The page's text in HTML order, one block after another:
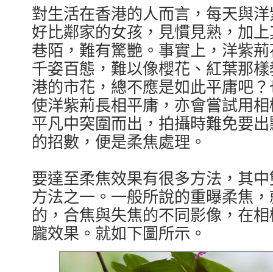
對生活在香港的人而言，每天與
好比鄰家的女孩，見慣見熟，加
巷陌，難有驚艷。事實上，洋紫
千姿百態，難以像櫻花、紅葉那
港的市花，總不應是如此平庸吧
使洋紫荊長相平庸，亦會嘗試用
平凡中突圍而出，拍攝時難免要
的招數，便是柔焦處理。
要達至柔焦效果有很多方法，其
方法之一。一般所說的重曝柔焦
的，合焦與失焦的不同影像，在
朧效果。就如下圖所示。